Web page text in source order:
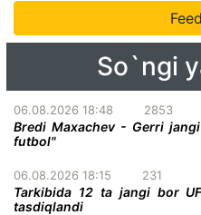
So`ngi
06.08.2026 18:48 2853
Bredi Maxachev - Gerri
futbol"
06.08.2026 18:15 231
Tarkibida 12 ta jangi bor
tasdiqlandi